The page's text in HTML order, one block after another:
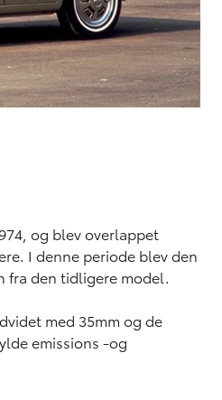
og blev overlappet
I denne periode blev den
fra den tidligere model.
med 35mm og de
emissions -og